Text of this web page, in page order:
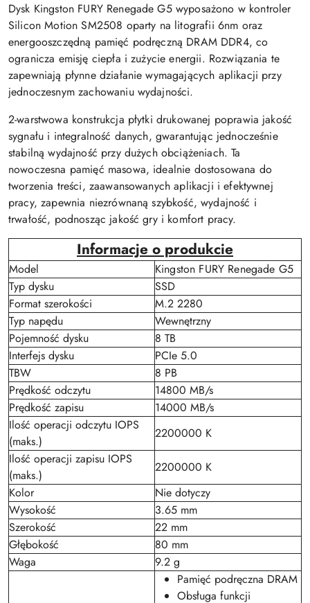
Dysk Kingston FURY Renegade G5 wyposażono w kontroler
Silicon Motion SM2508 oparty na litografii 6nm oraz
energooszczędną pamięć podręczną DRAM DDR4, co
ogranicza emisję ciepła i zużycie energii. Rozwiązania te
zapewniają płynne działanie wymagających aplikacji przy
jednoczesnym zachowaniu wydajności.
2-warstwowa konstrukcja płytki drukowanej poprawia jakość
sygnału i integralność danych, gwarantując jednocześnie
stabilną wydajność przy dużych obciążeniach. Ta
nowoczesna pamięć masowa, idealnie dostosowana do
tworzenia treści, zaawansowanych aplikacji i efektywnej
pracy, zapewnia niezrównaną szybkość, wydajność i
trwałość, podnosząc jakość gry i komfort pracy.
Informacje o produkcie
Model
Kingston FURY Renegade G5
Typ dysku
SSD
Format szerokości
M.2 2280
Typ napędu
Wewnętrzny
Pojemność dysku
8 TB
Interfejs dysku
PCIe 5.0
TBW
8 PB
Prędkość odczytu
14800 MB/s
Prędkość zapisu
14000 MB/s
Ilość operacji odczytu IOPS
(maks.)
2200000 K
Ilość operacji zapisu IOPS
(maks.)
2200000 K
Kolor
Nie dotyczy
Wysokość
3.65 mm
Szerokość
22 mm
Głębokość
80 mm
Waga
9.2 g
Pamięć podręczna DRAM
Obsługa funkcji